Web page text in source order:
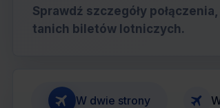
Sprawdź szczegóły
tanich biletów lotniczych.
W dwie strony